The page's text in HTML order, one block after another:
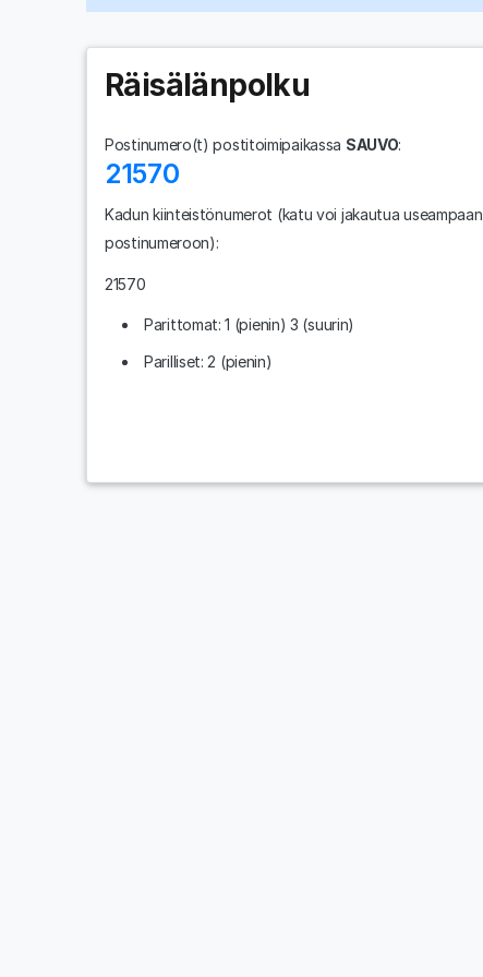
Räisälänpolku
Postinumero(t) postitoimipaikassa SAUVO:
21570
Kadun kiinteistönumerot (katu voi jakautua useampaan
postinumeroon):
21570
Parittomat: 1 (pienin) 3 (suurin)
Parilliset: 2 (pienin)